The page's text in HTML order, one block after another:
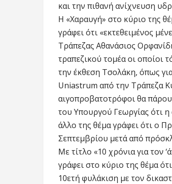
και την πιθανή ανίχνευση
Η «Χαραυγή» στο κύριο της
γράφει ότι «εκτεθειμένος
Τράπεζας Αθανάσιος
τραπεζικού τομέα οι οποίοι
την έκθεση Τσολάκη, όπως
Uniastrum από την Τράπεζα
αιγοπροβατοτρόφοι θα
του Υπουργού Γεωργίας ότι
άλλο της θέμα γράφει ότι ο
Σεπτεμβρίου μετά από
Με τίτλο «10 χρόνια για τον
γράφει στο κύριο της θέμα
10ετή φυλάκιση με τον